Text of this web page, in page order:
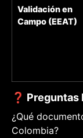
Validación en
Campo (EEAT)
❓
¿Qué
Colombia?